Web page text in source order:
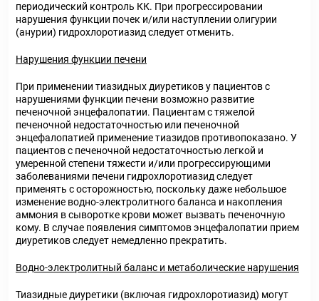
периодический контроль КК. При прогрессировании
нарушения функции почек и/или наступлении олигурии
(анурии) гидрохлоротиазид следует отменить.
Нарушения функции печени
При применении тиазидных диуретиков у пациентов с
нарушениями функции печени возможно развитие
печеночной энцефалопатии. Пациентам с тяжелой
печеночной недостаточностью или печеночной
энцефалопатией применение тиазидов противопоказано. У
пациентов с печеночной недостаточностью легкой и
умеренной степени тяжести и/или прогрессирующими
заболеваниями печени гидрохлоротиазид следует
применять с осторожностью, поскольку даже небольшое
изменение водно-электролитного баланса и накопления
аммония в сыворотке крови может вызвать печеночную
кому. В случае появления симптомов энцефалопатии прием
диуретиков следует немедленно прекратить.
Водно-электролитный баланс и метаболические нарушения
Тиазидные диуретики (включая гидрохлоротиазид) могут